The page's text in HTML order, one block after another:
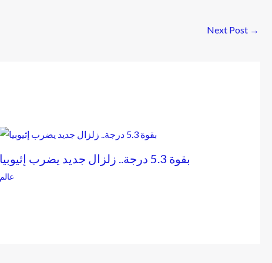
Next Post →
بقوة 5.3 درجة.. زلزال جديد يضرب إثيوبيا
عالم